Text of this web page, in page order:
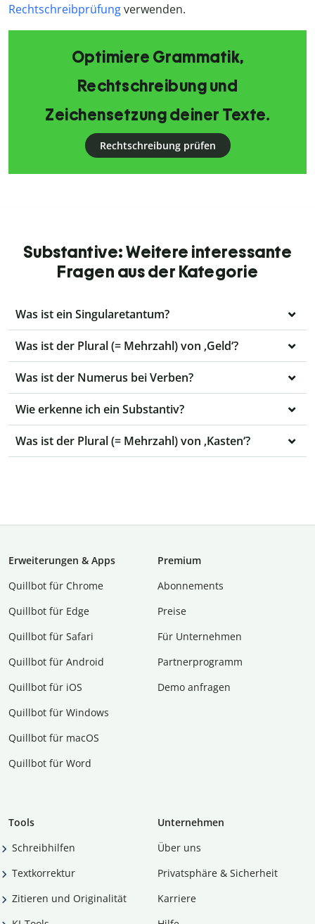
Rechtschreibprüfungverwenden.
Optimiere Grammatik,
Rechtschreibung und
Zeichensetzung deiner Texte.
Rechtschreibung prüfen
Substantive: Weitere interessante
Fragen aus der Kategorie
Was ist ein Singularetantum?
Was ist der Plural (= Mehrzahl) von ‚Geld‘?
Was ist der Numerus bei Verben?
Wie erkenne ich ein Substantiv?
Was ist der Plural (= Mehrzahl) von ‚Kasten‘?
Erweiterungen & Apps
Quillbot für Chrome
Quillbot für Edge
Quillbot für Safari
Quillbot für Android
Quillbot für iOS
Quillbot für Windows
Quillbot für macOS
Quillbot für Word
Premium
Abon­ne­ments
Preise
Für Unternehmen
Partnerprogramm
Demo anfragen
Tools
Schreibhilfen
Textkorrektur
Zitieren und Originalität
Unternehmen
Über uns
Privatsphäre & Sicherheit
Karriere